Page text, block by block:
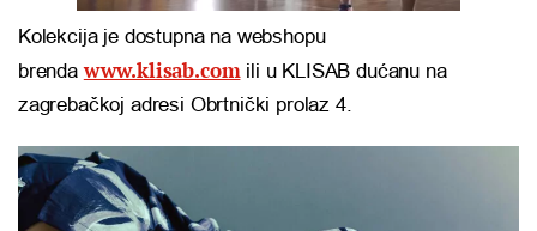
Kolekcija je dostupna na webshopu
brendawww.klisab.comili u KLISAB dućanu na
zagrebačkoj adresi Obrtnički prolaz 4.